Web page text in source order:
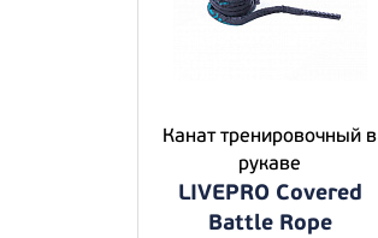
Канат тренировочный в
рукаве
LIVEPRO Covered
Battle Rope